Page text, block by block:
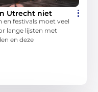
Utrecht niet
en festivals moet veel
lange lijsten met
en deze